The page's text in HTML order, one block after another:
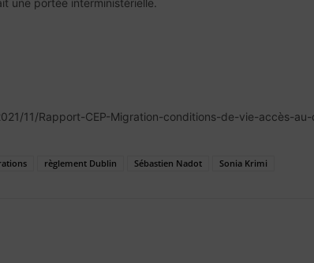
une portée interministérielle.
11/Rapport-CEP-Migration-conditions-de-vie-accès-
règlement Dublin Sébastien Nadot Sonia Krimi